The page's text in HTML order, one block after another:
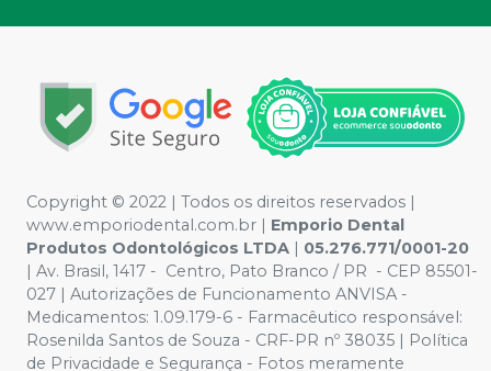
Copyright © 2022 | Todos os direitos reservados |
www.emporiodental.com.br | Emporio Dental
Produtos Odontológicos LTDA | 05.276.771/0001-20
| Av. Brasil, 1417 - Centro, Pato Branco / PR - CEP 85501-
027 | Autorizações de Funcionamento ANVISA -
Medicamentos: 1.09.179-6 - Farmacêutico responsável:
Rosenilda Santos de Souza - CRF-PR nº 38035 | Política
de Privacidade e Segurança - Fotos meramente